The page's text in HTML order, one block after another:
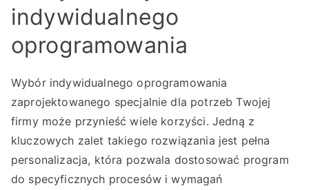
indywidualnego
oprogramowania
Wybór indywidualnego oprogramowania
zaprojektowanego specjalnie dla potrzeb Twojej
firmy może przynieść wiele korzyści. Jedną z
kluczowych zalet takiego rozwiązania jest pełna
personalizacja, która pozwala dostosować program
do specyficznych procesów i wymagań